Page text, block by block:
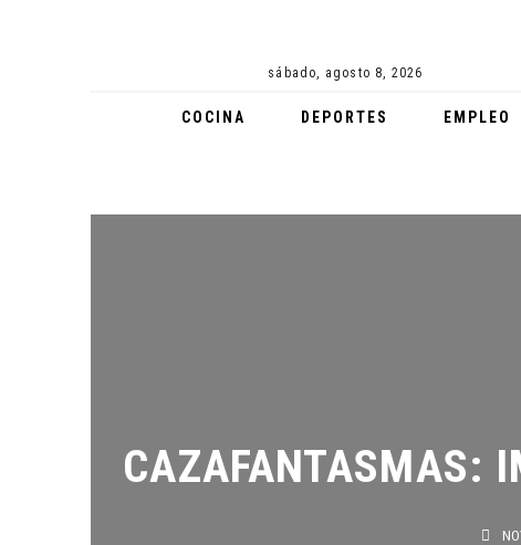
sábado, agosto 8, 2026
COCINA DEPORTES EMPLEO
CAZAFANTASMAS: